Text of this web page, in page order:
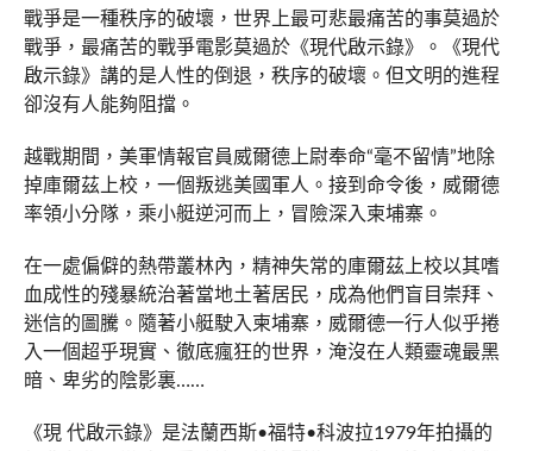
戰爭是一種秩序的破壞，世界上最可悲最痛苦的事莫過於
戰爭，最痛苦的戰爭電影莫過於《現代啟示錄》。《現代
啟示錄》講的是人性的倒退，秩序的破壞。但文明的進程
卻沒有人能夠阻擋。
越戰期間，美軍情報官員威爾德上尉奉命“毫不留情”地除
掉庫爾茲上校，一個叛逃美國軍人。接到命令後，威爾德
率領小分隊，乘小艇逆河而上，冒險深入柬埔寨。
在一處偏僻的熱帶叢林內，精神失常的庫爾茲上校以其嗜
血成性的殘暴統治著當地土著居民，成為他們盲目崇拜、
迷信的圖騰。隨著小艇駛入柬埔寨，威爾德一行人似乎捲
入一個超乎現實、徹底瘋狂的世界，淹沒在人類靈魂最黑
暗、卑劣的陰影裏……
《現 代啟示錄》是法蘭西斯•福特•科波拉1979年拍攝的